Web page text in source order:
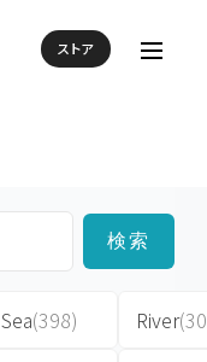
ストア
検索
Sea(398)
River